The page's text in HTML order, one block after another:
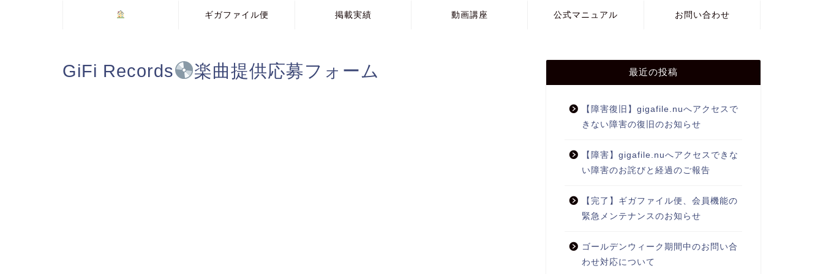
ギガファイル便 掲載実績 動画講座 公式マニュアル お問い合わせ
GiFi Records 楽曲提供応募フォーム 最近の投稿
【障害復旧】gigafile.nuへアクセスで
きない障害の復旧のお知らせ
【障害】gigafile.nuへアクセスできな
い障害のお詫びと経過のご報告
【完了】ギガファイル便、会員機能の
緊急メンテナンスのお知らせ
ゴールデンウィーク期間中のお問い合
わせ対応について